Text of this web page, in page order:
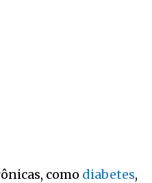
como diabetes,